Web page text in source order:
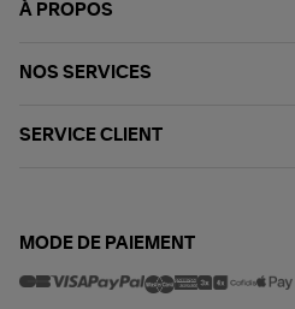
À PROPOS
NOS SERVICES
SERVICE CLIENT
MODE DE PAIEMENT